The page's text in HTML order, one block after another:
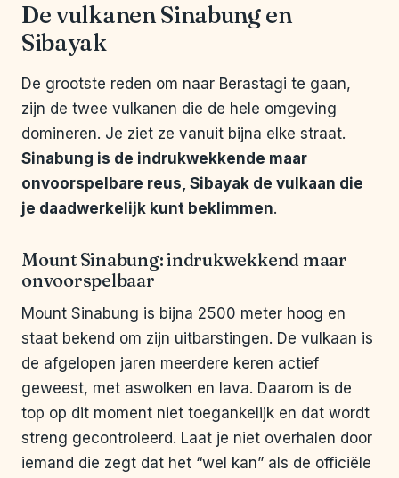
De vulkanen Sinabung en
Sibayak
De grootste reden om naar Berastagi te gaan,
zijn de twee vulkanen die de hele omgeving
domineren. Je ziet ze vanuit bijna elke straat.
Sinabung is de indrukwekkende maar
onvoorspelbare reus, Sibayak de vulkaan die
je daadwerkelijk kunt beklimmen.
Mount Sinabung: indrukwekkend maar
onvoorspelbaar
Mount Sinabung is bijna 2500 meter hoog en
staat bekend om zijn uitbarstingen. De vulkaan is
de afgelopen jaren meerdere keren actief
geweest, met aswolken en lava. Daarom is de
top op dit moment niet toegankelijk en dat wordt
streng gecontroleerd. Laat je niet overhalen door
iemand die zegt dat het “wel kan” als de officiële